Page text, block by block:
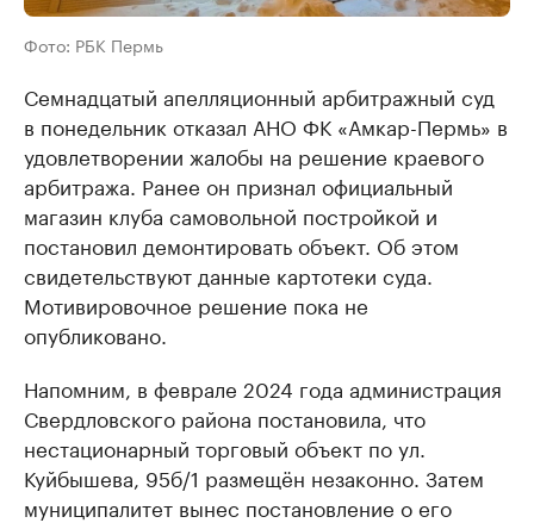
Фото: РБК Пермь
Семнадцатый апелляционный арбитражный суд
в понедельник отказал АНО ФК «Амкар-Пермь» в
удовлетворении жалобы на решение краевого
арбитража. Ранее он признал официальный
магазин клуба самовольной постройкой и
постановил демонтировать объект. Об этом
свидетельствуют данные картотеки суда.
Мотивировочное решение пока не
опубликовано.
Напомним, в феврале 2024 года администрация
Свердловского района постановила, что
нестационарный торговый объект по ул.
Куйбышева, 95б/1 размещён незаконно. Затем
муниципалитет вынес постановление о его